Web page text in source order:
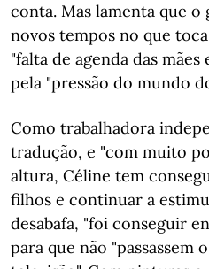
conta. Mas lamenta que o
novos tempos no que
"falta de agenda das
pela "pressão do mundo
Como trabalhadora
tradução, e "com muito
altura, Céline tem
filhos e continuar a
desabafa, "foi conseguir
para que não "passassem